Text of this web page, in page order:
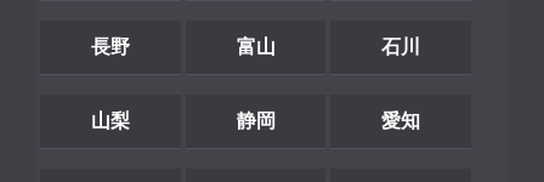
長野 富山 石川
山梨 静岡 愛知